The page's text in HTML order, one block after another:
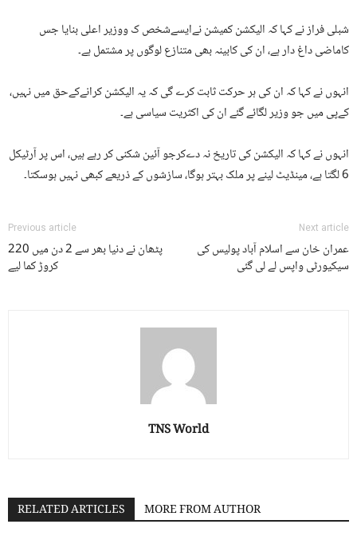
شبلی فراز نے کہا کہ الیکشن کمیشن نےایسےشخص ک ووزیر اعلی بنایا جس
کاماضی داغ دار ہے، ان کی کابینہ بھی متنازع لوگوں پر مشتمل ہے۔
انہوں نے کہا کہ ان کی ہر حرکت ثابت کرے گی کہ یہ الیکشن کرانےکےحق میں نہیں،
کےپی میں جو وزیر لگائے گئے ان کی اکثریت سیاسی ہے۔
انہوں نے کہا کہ الیکشن کی تاریخ نہ دےکرجو آئین شکنی کر رہے ہیں، اس پر آرٹیکل
6 لگتا ہے، مینڈیٹ لینے پر ملک بہتر ہوگا، سازشوں کے ذریعے کبھی نہیں ہوسکتا۔
Previous article
پٹھان نے دنیا بھر سے 2 دن میں 220
کروڑ کما لیے
Next article
عمران خان سے اسلام آباد پولیس کی
سیکیورٹی واپس لے لی گئی
TNS World
RELATED ARTICLES MORE FROM AUTHOR